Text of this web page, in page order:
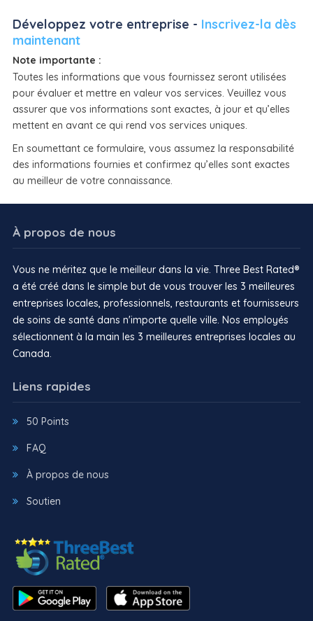
Développez votre entreprise - Inscrivez-la dès
maintenant
Note importante :
Toutes les informations que vous fournissez seront utilisées
pour évaluer et mettre en valeur vos services. Veuillez vous
assurer que vos informations sont exactes, à jour et qu’elles
mettent en avant ce qui rend vos services uniques.
En soumettant ce formulaire, vous assumez la responsabilité
des informations fournies et confirmez qu’elles sont exactes
au meilleur de votre connaissance.
À propos de nous
Vous ne méritez que le meilleur dans la vie. Three Best Rated®
a été créé dans le simple but de vous trouver les 3 meilleures
entreprises locales, professionnels, restaurants et fournisseurs
de soins de santé dans n'importe quelle ville. Nos employés
sélectionnent à la main les 3 meilleures entreprises locales au
Canada.
Liens rapides
50 Points
FAQ
À propos de nous
Soutien